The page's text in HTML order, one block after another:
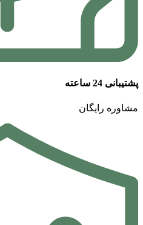
پشتیبانی 24 ساعته
مشاوره رایگان